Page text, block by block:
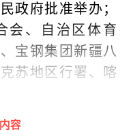
政府批准举办；
会、自治区体育
宝钢集团新疆八
苏地区行署、喀
、克孜勒苏柯尔
汽摩运动俱乐部
容